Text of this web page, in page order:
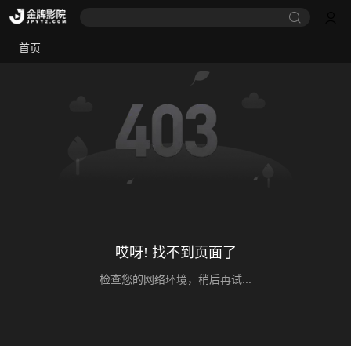
首页
哎呀! 找不到页面了
检查您的网络环境，稍后再试...